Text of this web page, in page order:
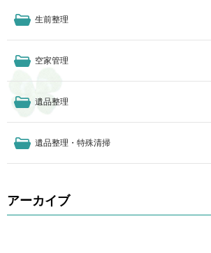
生前整理
空家管理
遺品整理
遺品整理・特殊清掃
アーカイブ